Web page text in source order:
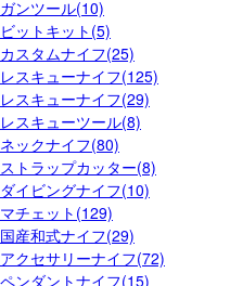
ガンツール(10)
ビットキット(5)
カスタムナイフ(25)
レスキューナイフ(125)
レスキューナイフ(29)
レスキューツール(8)
ネックナイフ(80)
ストラップカッター(8)
ダイビングナイフ(10)
マチェット(129)
国産和式ナイフ(29)
アクセサリーナイフ(72)
ペンダントナイフ(15)